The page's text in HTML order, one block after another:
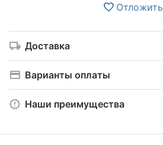
Отложить
Доставка
Варианты оплаты
Наши преимущества